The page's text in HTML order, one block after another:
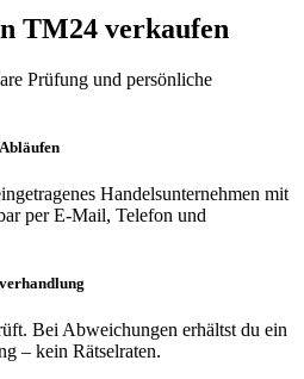
TM24 verkaufen
Prüfung und persönliche
Handelsunternehmen mit
per E-Mail, Telefon und
Bei Abweichungen erhältst du ein
– kein Rätselraten.